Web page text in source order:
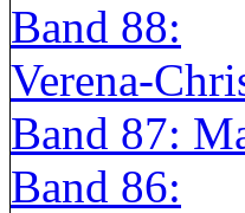
Band 88:
Verena-
Band 87:
Band 86: